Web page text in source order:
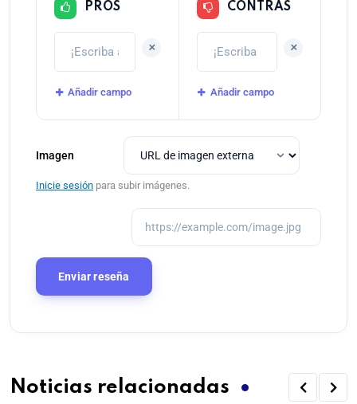
PROS
+
Añadir campo
CONTRAS
+
Añadir campo
Imagen
Inicie sesión para subir imágenes.
Noticias relacionadas